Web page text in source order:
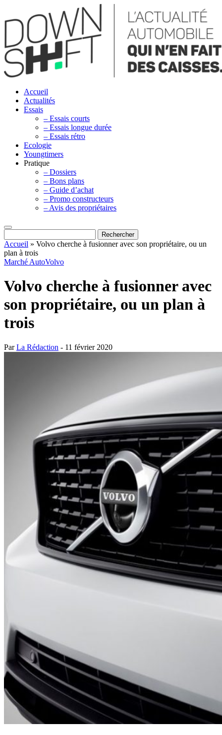
Accueil
Actualités
Essais
– Essais courts
– Essais longue durée
– Essais rétro
Ecologie
Youngtimers
Pratique
– Dossiers
– Bons plans
– Guide d’achat
– Promo constructeurs
– Avis des propriétaires
Accueil » Volvo cherche à fusionner avec son propriétaire, ou un
plan à trois
Marché AutoVolvo
Volvo cherche à fusionner avec
son propriétaire, ou un plan à
trois
ParLa Rédaction - 11 février 2020